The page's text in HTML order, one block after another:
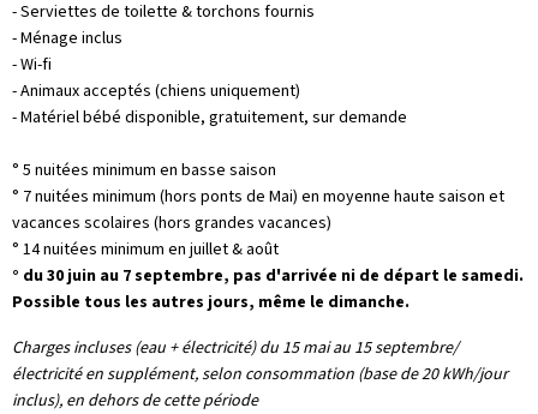
- Serviettes de toilette & torchons fournis
- Ménage inclus
- Wi-fi
- Animaux acceptés (chiens uniquement)
- Matériel bébé disponible, gratuitement, sur demande
° 5 nuitées minimum en basse saison
° 7 nuitées minimum (hors ponts de Mai) en moyenne haute saison et
vacances scolaires (hors grandes vacances)
° 14 nuitées minimum en juillet & août
° du 30 juin au 7 septembre, pas d'arrivée ni de départ le samedi.
Possible tous les autres jours, même le dimanche.
Charges incluses (eau + électricité) du 15 mai au 15 septembre/
électricité en supplément, selon consommation (base de 20 kWh/jour
inclus), en dehors de cette période